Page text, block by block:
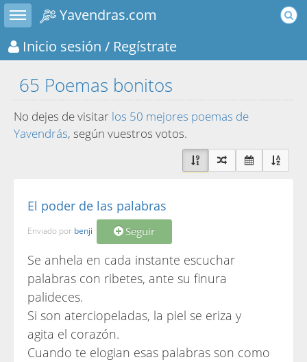
Toggle sidebar
Yavendras.com
Inicio sesión / Regístrate
65 Poemas bonitos
No dejes de visitar los 50 mejores poemas de
Yavendrás, según vuestros votos.
El poder de las palabras
Enviado por benji Seguir
Se anhela en cada instante escuchar
palabras con ribetes, ante su finura
palideces.
Si son aterciopeladas, la piel se eriza y
agita el corazón.
Cuando te elogian esas palabras son como